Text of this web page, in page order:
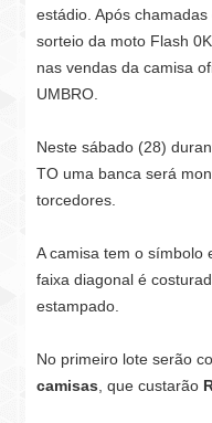
estádio. Após
sorteio da moto Flash
nas vendas da camisa
UMBRO.
Neste sábado (28)
TO uma banca será
torcedores.
A camisa tem o símbolo
faixa diagonal é
estampado.
No primeiro lote serão
camisas , que custarão